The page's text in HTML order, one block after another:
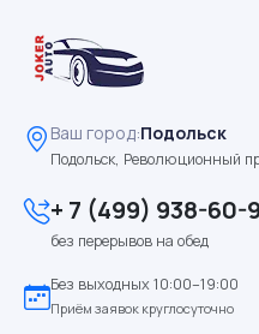
Ваш город:Подольск
Подольск, Революционный
+ 7 (499) 938-60-
без перерывов на обед
Без выходных 10:00–19:00
Приём заявок круглосуточно